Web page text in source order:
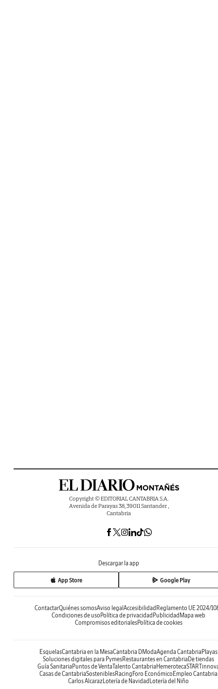
Copyright © EDITORIAL CANTABRIA S.A.
Avenida de Parayas 38, 39011 Santander ,
Cantabria
Descargar la app
App Store Google Play
ContactarQuiénes somosAviso legal Accesibilidad Reglamento UE 2024/
Condiciones de uso Política de privacidad Publicidad Mapa web
Compromisos editorialesPolítica de cookies
EsquelasCantabria en la MesaCantabria DModaAgenda Cantabria Playas
Soluciones digitales para PymesRestaurantes en Cantabria De tiendas
Guía Sanitaria Puntos de VentaTalento Cantabria Hemeroteca
Casas de CantabriaSosteniblesRacing Foro Económico Empleo Cantabria
Carlos AlcarazLotería de Navidad Lotería del Niño